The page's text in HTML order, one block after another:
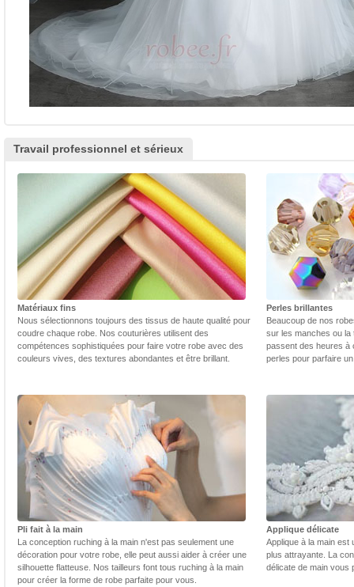
Travail professionnel et sérieux
Matériaux fins
Nous sélectionnons toujours des tissus de haute qualité pour
coudre chaque robe. Nos couturières utilisent des
compétences sophistiquées pour faire votre robe avec des
couleurs vives, des textures abondantes et être brillant.
Perles brillantes
Beaucoup de nos
sur les manches ou la
passent des heures à
perles pour parfaire
Pli fait à la main
La conception ruching à la main n'est pas seulement une
décoration pour votre robe, elle peut aussi aider à créer une
silhouette flatteuse. Nos tailleurs font tous ruching à la main
pour créer la forme de robe parfaite pour vous.
Applique délicate
Applique à la main est
plus attrayante. La
délicate de main vous